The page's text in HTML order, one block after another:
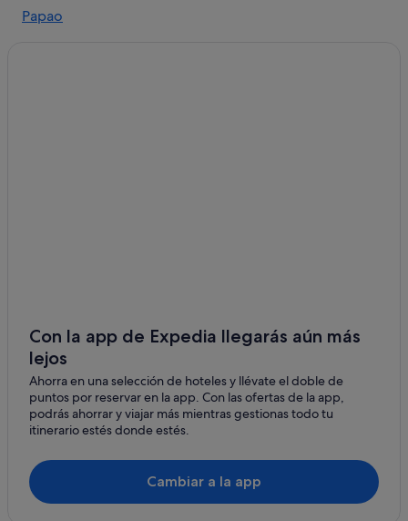
B&B en Tahití
Apartamentos en Tahití
Mahaena hoteles
Taravao hoteles
Chalets en Tahití
Papao
To'ahotu
Mataiea
Taiarapu-Este
Con la app de Expedia llegarás aún más
lejos
Ahorra en una selección de hoteles y llévate el doble de
puntos por reservar en la app. Con las ofertas de la app,
podrás ahorrar y viajar más mientras gestionas todo tu
itinerario estés donde estés.
Cambiar a la app